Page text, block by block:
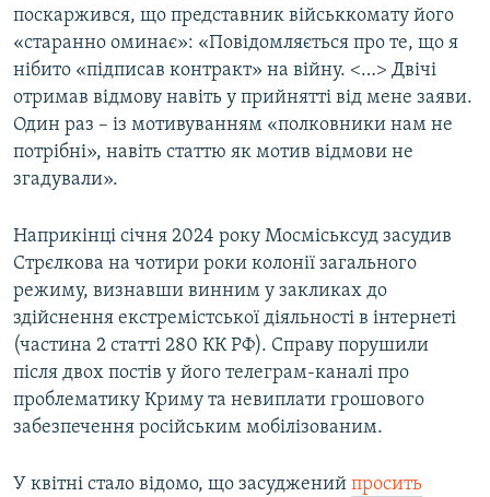
поскаржився, що представник військкомату його
«старанно оминає»: «Повідомляється про те, що я
нібито «підписав контракт» на війну. <…> Двічі
отримав відмову навіть у прийнятті від мене заяви.
Один раз – із мотивуванням «полковники нам не
потрібні», навіть статтю як мотив відмови не
згадували».
Наприкінці січня 2024 року Мосміськсуд засудив
Стрєлкова на чотири роки колонії загального
режиму, визнавши винним у закликах до
здійснення екстремістської діяльності в інтернеті
(частина 2 статті 280 КК РФ). Справу порушили
після двох постів у його телеграм-каналі про
проблематику Криму та невиплати грошового
забезпечення російським мобілізованим.
У квітні стало відомо, що засуджений просить